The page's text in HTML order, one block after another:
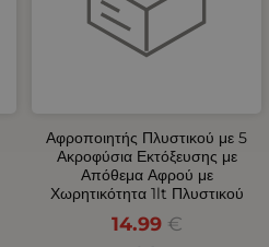
Αφροποιητής Πλυστικού με 5
Ακροφύσια Εκτόξευσης με
Απόθεμα Αφρού με
Χωρητικότητα 1lt Πλυστικού
14.99 €